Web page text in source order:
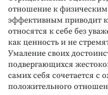
отношение к
эффективным приводит
относятся к себе без
как ценность и не
Умаление своих
подвергающихся
самих себя сочетается с
положительного